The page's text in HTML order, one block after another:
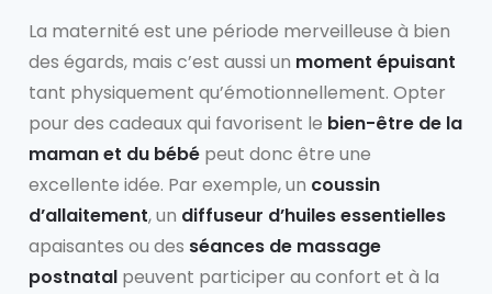
La maternité est une période merveilleuse à bien
des égards, mais c’est aussi un moment épuisant
tant physiquement qu’émotionnellement. Opter
pour des cadeaux qui favorisent le bien-être de la
maman et du bébé peut donc être une
excellente idée. Par exemple, un coussin
d’allaitement, un diffuseur d’huiles essentielles
apaisantes ou des séances de massage
postnatal peuvent participer au confort et à la